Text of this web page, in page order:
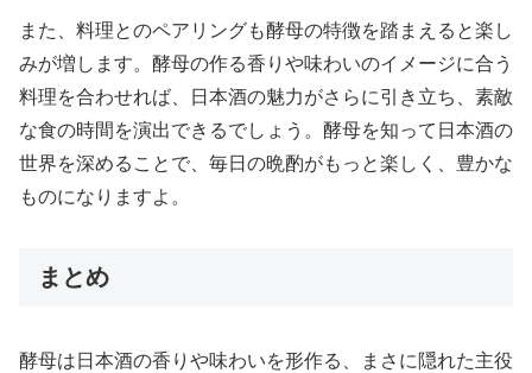
また、料理とのペアリングも酵母の特徴を踏まえると楽し
みが増します。酵母の作る香りや味わいのイメージに合う
料理を合わせれば、日本酒の魅力がさらに引き立ち、素敵
な食の時間を演出できるでしょう。酵母を知って日本酒の
世界を深めることで、毎日の晩酌がもっと楽しく、豊かな
ものになりますよ。
まとめ
酵母は日本酒の香りや味わいを形作る、まさに隠れた主役